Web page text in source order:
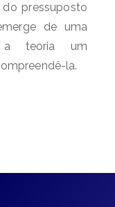
pressuposto
de uma
a teoria um
la.